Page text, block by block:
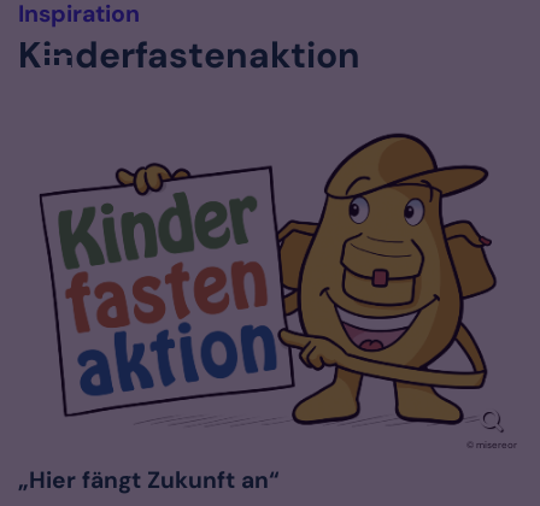
Zum Inhalt springen
Inspiration
Kinderfastenaktion
© misereor
„Hier fängt Zukunft an“